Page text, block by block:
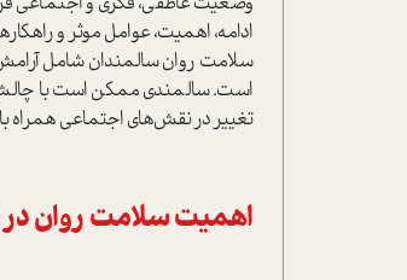
ادامه، اهمیت، عوامل موثر و
سلامت روان سالمندان شامل
است. سالمندی ممکن است با
تغییر در نقش‌های اجتماعی همراه
اهمیت سلامت روان